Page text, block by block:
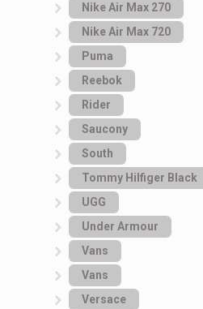
Nike Air Max 270
Nike Air Max 720
Puma
Reebok
Rider
Saucony
South
Tommy Hilfiger Black
UGG
Under Armour
Vans
Vans
Versace